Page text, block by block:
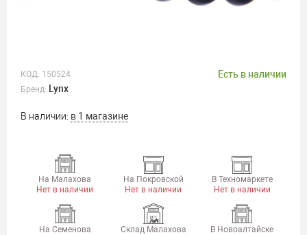
КОД: 150524 Есть в наличии
Бренд: Lynx
В наличии: в 1 магазине
На Малахова
Нет в наличии
На Покровской
Нет в наличии
В Техномаркете
Нет в наличии
На Семенова
Склад Малахова
В Новоалтайске